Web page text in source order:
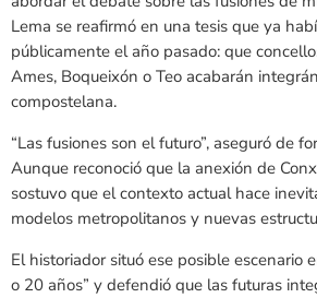
Lema se reafirmó en una tesis que ya
públicamente el año pasado: que
Ames, Boqueixón o Teo acabarán
compostelana.
“Las fusiones son el futuro”, aseguró de
Aunque reconoció que la anexión de
sostuvo que el contexto actual hace
modelos metropolitanos y nuevas
El historiador situó ese posible escenario
o 20 años” y defendió que las futuras